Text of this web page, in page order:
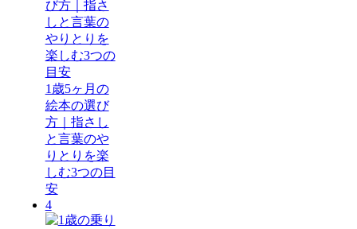
1歳5ヶ月の
絵本の選び
方｜指さし
と言葉のや
りとりを楽
しむ3つの目
安
4